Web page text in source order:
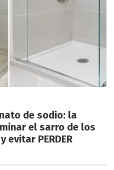
de sodio: la
el sarro de los
evitar PERDER